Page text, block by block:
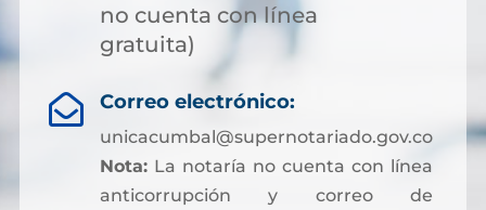
no cuenta con línea
gratuita)
 Correo electrónico:
unicacumbal@supernotariado.gov.co
Nota:La notaría no cuenta con línea
anticorrupción y correo de